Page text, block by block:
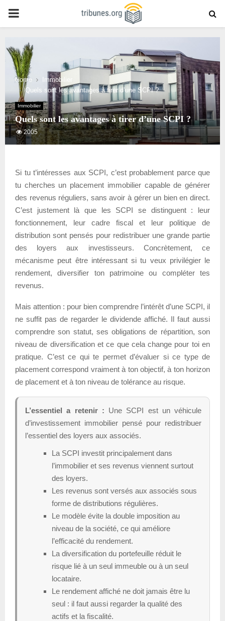
PRIMARY
MENU
Home
Immobilier
Quels sont les avantages à tirer d’une SCPI ?
Immobilier
Quels sont les avantages à tirer d’une SCPI ?
2005
Si tu t’intéresses aux SCPI, c’est probablement parce que
tu cherches un placement immobilier capable de générer
des revenus réguliers, sans avoir à gérer un bien en direct.
C’est justement là que les SCPI se distinguent : leur
fonctionnement, leur cadre fiscal et leur politique de
distribution sont pensés pour redistribuer une grande partie
des loyers aux investisseurs. Concrètement, ce
mécanisme peut être intéressant si tu veux privilégier le
rendement, diversifier ton patrimoine ou compléter tes
revenus.
Mais attention : pour bien comprendre l’intérêt d’une SCPI, il
ne suffit pas de regarder le dividende affiché. Il faut aussi
comprendre son statut, ses obligations de répartition, son
niveau de diversification et ce que cela change pour toi en
pratique. C’est ce qui te permet d’évaluer si ce type de
placement correspond vraiment à ton objectif, à ton horizon
de placement et à ton niveau de tolérance au risque.
L’essentiel a retenir : Une SCPI est un véhicule
d’investissement immobilier pensé pour redistribuer
l’essentiel des loyers aux associés.
La SCPI investit principalement dans
l’immobilier et ses revenus viennent surtout
des loyers.
Les revenus sont versés aux associés sous
forme de distributions régulières.
Le modèle évite la double imposition au
niveau de la société, ce qui améliore
l’efficacité du rendement.
La diversification du portefeuille réduit le
risque lié à un seul immeuble ou à un seul
locataire.
Le rendement affiché ne doit jamais être lu
seul : il faut aussi regarder la qualité des
actifs et la fiscalité.